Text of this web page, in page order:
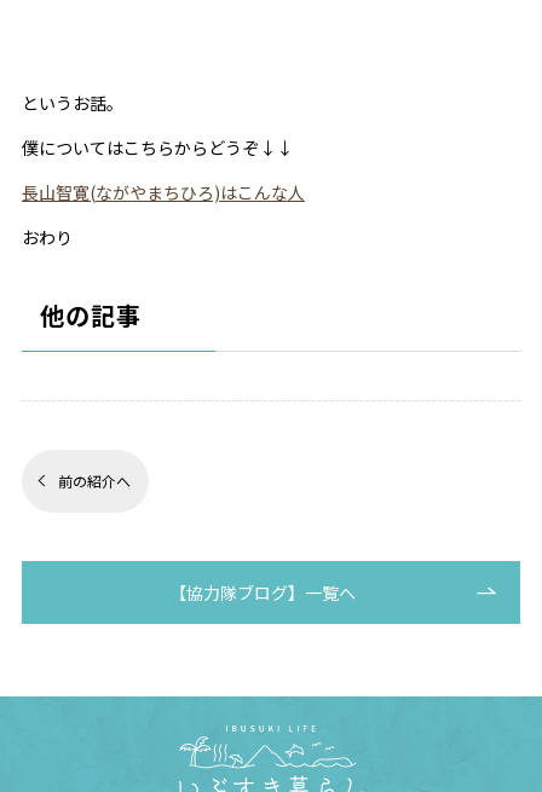
というお話。
僕についてはこちらからどうぞ↓↓
長山智寛(ながやまちひろ)はこんな人
おわり
他の記事
前の紹介へ
【協力隊ブログ】一覧へ